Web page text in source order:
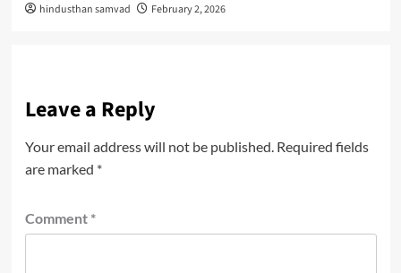
hindusthan samvad February 2, 2026
Leave a Reply
Your email address will not be published. Required fields
are marked *
Comment *